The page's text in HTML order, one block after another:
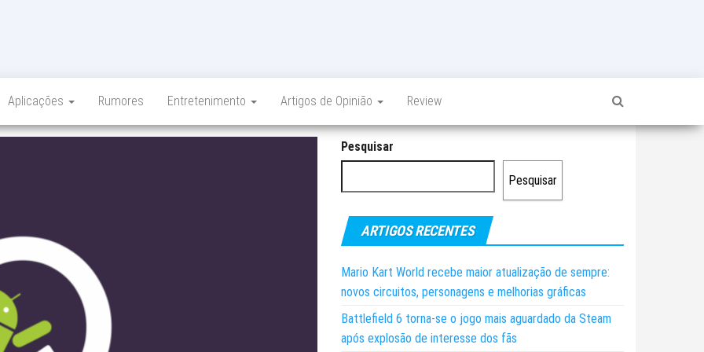
Aplicações Rumores Entretenimento Artigos de Opinião Review
Pesquisar
Pesquisar
ARTIGOS RECENTES
Mario Kart World recebe maior atualização de sempre:
novos circuitos, personagens e melhorias gráficas
Battlefield 6 torna-se o jogo mais aguardado da Steam
após explosão de interesse dos fãs